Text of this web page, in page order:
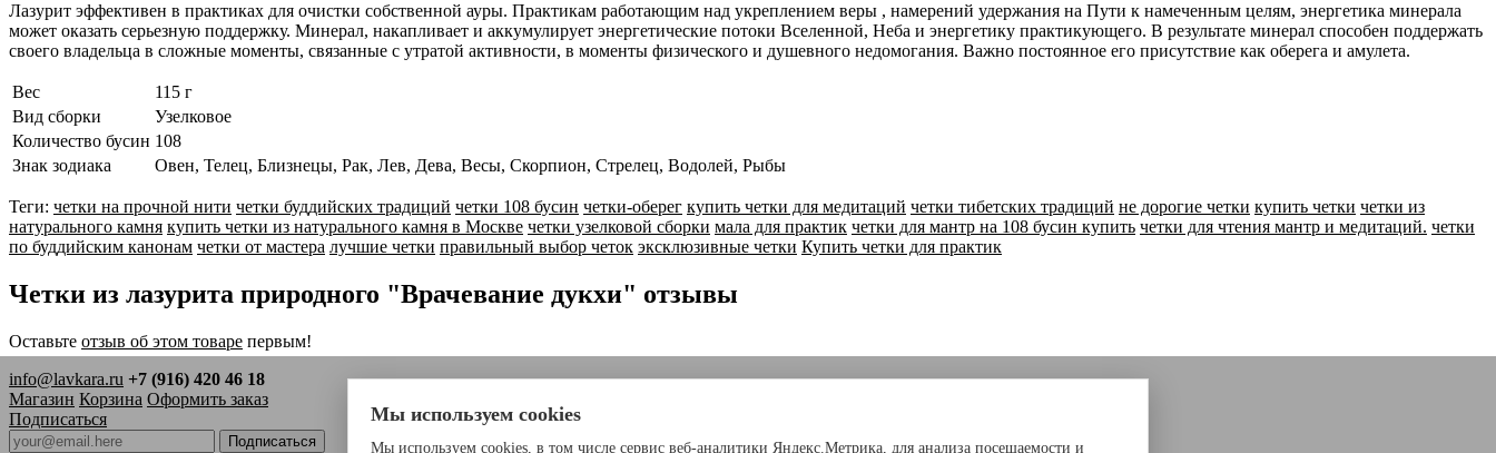
Лазурит эффективен в практиках для очистки собственной ауры. Практикам работающим над укреплением веры , намерений удержания на Пути к намеченным целям, энергетика минерала
может оказать серьезную поддержку. Минерал, накапливает и аккумулирует энергетические потоки Вселенной, Неба и энергетику практикующего. В результате минерал способен поддержать
своего владельца в сложные моменты, связанные с утратой активности, в моменты физического и душевного недомогания. Важно постоянное его присутствие как оберега и амулета.
Вес
115 г
Вид сборки
Узелковое
Количество бусин 108
Знак зодиака
Овен, Телец, Близнецы, Рак, Лев, Дева, Весы, Скорпион, Стрелец, Водолей, Рыбы
Теги: четки на прочной нити четки буддийских традиций четки 108 бусин четки-оберег купить четки для медитаций четки тибетских традиций не дорогие четки купить четки четки из
натурального камня купить четки из натурального камня в Москве четки узелковой сборки мала для практик четки для мантр на 108 бусин купить четки для чтения мантр и медитаций. четки
по буддийским канонам четки от мастера лучшие четки правильный выбор четок эксклюзивные четки Купить четки для практик
Четки из лазурита природного "Врачевание дукхи" отзывы
Оставьте отзыв об этом товаре первым!
info@lavkara.ru +7 (916) 420 46 18
Магазин Корзина Оформить заказ
Подписаться
Мы используем cookies
Мы используем cookies, в том числе сервис веб-аналитики Яндекс.Метрика, для анализа посещаемости и